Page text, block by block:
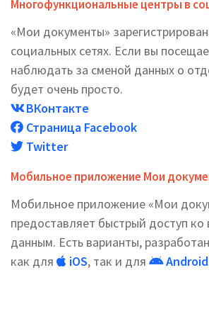
Многофункциональные центры в
«Мои документы»
социальных сетях. Если вы
наблюдать за сменой данных о
будет очень просто.
ВКонтакте
Страница Facebook
Twitter
Мобильное приложение Мои
Мобильное приложение «Мои
предоставляет быстрый доступ
данным. Есть варианты,
как для
iOS, так и для Android